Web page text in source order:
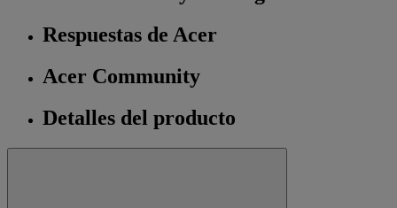
Respuestas de Acer
Acer Community
Detalles del producto